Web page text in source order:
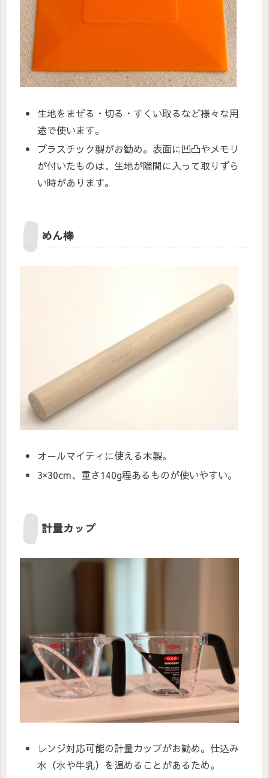
生地をまぜる・切る・すくい取るなど様々な用
途で使います。
プラスチック製がお勧め。表面に凹凸やメモリ
が付いたものは、生地が隙間に入って取りずら
い時があります。
めん棒
オールマイティに使える木製。
3×30cm、重さ140g程あるものが使いやすい。
計量カップ
レンジ対応可能の計量カップがお勧め。仕込み
水（水や牛乳）を温めることがあるため。